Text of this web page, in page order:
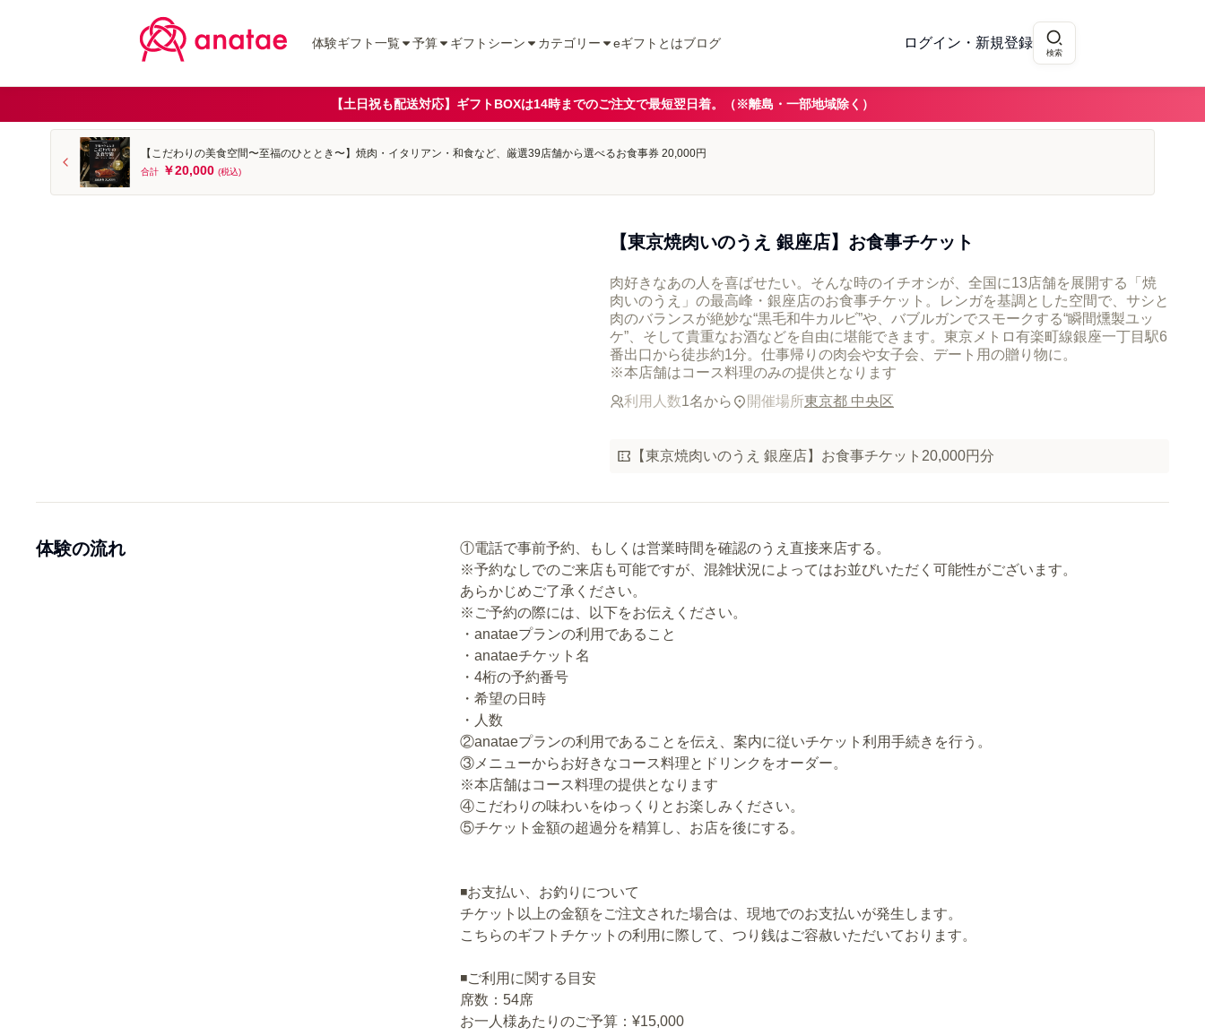
体験ギフト一覧 予算 ギフトシーン カテゴリー eギフトとはブログ ログイン・新規登録
検索
【土日祝も配送対応】ギフトBOXは14時までのご注文で最短翌日着。（※離島・一部地域除く）
【こだわりの美食空間〜至福のひととき〜】焼肉・イタリアン・和食など、厳選39店舗から選べるお食事券 20,000円
合計 ￥20,000 (税込)
【東京焼肉いのうえ 銀座店】お食事チケット
肉好きなあの人を喜ばせたい。そんな時のイチオシが、全国に13店舗を展開する「焼
肉いのうえ」の最高峰・銀座店のお食事チケット。レンガを基調とした空間で、サシと
肉のバランスが絶妙な“黒毛和牛カルビ”や、バブルガンでスモークする“瞬間燻製ユッ
ケ”、そして貴重なお酒などを自由に堪能できます。東京メトロ有楽町線銀座一丁目駅6
番出口から徒歩約1分。仕事帰りの肉会や女子会、デート用の贈り物に。
※本店舗はコース料理のみの提供となります
利用人数1名から 開催場所東京都 中央区
【東京焼肉いのうえ 銀座店】お食事チケット20,000円分
体験の流れ
①電話で事前予約、もしくは営業時間を確認のうえ直接来店する。
※予約なしでのご来店も可能ですが、混雑状況によってはお並びいただく可能性がございます。
あらかじめご了承ください。
※ご予約の際には、以下をお伝えください。
・anataeプランの利用であること
・anataeチケット名
・4桁の予約番号
・希望の日時
・人数
②anataeプランの利用であることを伝え、案内に従いチケット利用手続きを行う。
③メニューからお好きなコース料理とドリンクをオーダー。
※本店舗はコース料理の提供となります
④こだわりの味わいをゆっくりとお楽しみください。
⑤チケット金額の超過分を精算し、お店を後にする。
◾️お支払い、お釣りについて
チケット以上の金額をご注文された場合は、現地でのお支払いが発生します。
こちらのギフトチケットの利用に際して、つり銭はご容赦いただいております。
◾️ご利用に関する目安
席数：54席
お一人様あたりのご予算：¥15,000